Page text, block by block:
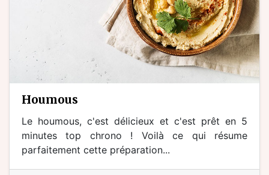
houmous
Le houmous, c'est délicieux et c'est prêt en 5
minutes top chrono ! Voilà ce qui résume
parfaitement cette préparation...